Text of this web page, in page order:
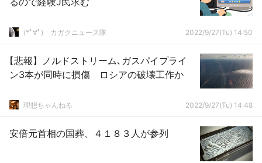
(*ﾟ∀ﾟ)ゞカガクニュース隊 2022/9/27(Tu) 14:50
【悲報】ノルドストリーム､ガスパイプライ
ン3本が同時に損傷 ロシアの破壊工作か
理想ちゃんねる 2022/9/27(Tu) 14:48
安倍元首相の国葬、４１８３人が参列